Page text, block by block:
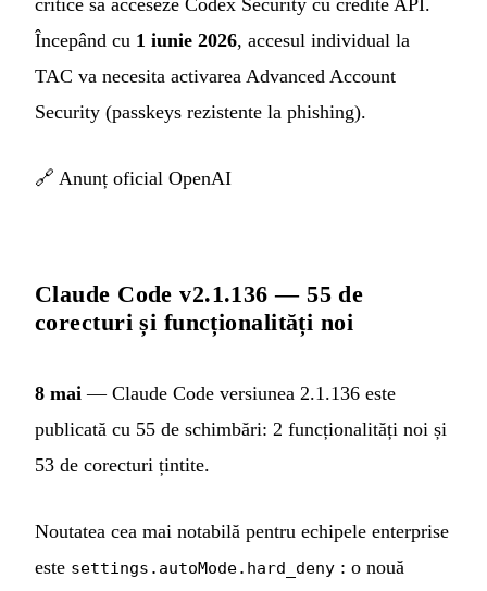
critice să acceseze Codex Security cu credite API.
Începând cu 1 iunie 2026, accesul individual la
TAC va necesita activarea Advanced Account
Security (passkeys rezistente la phishing).
🔗 Anunț oficial OpenAI
Claude Code v2.1.136 — 55 de
corecturi și funcționalități noi
8 mai — Claude Code versiunea 2.1.136 este
publicată cu 55 de schimbări: 2 funcționalități noi și
53 de corecturi țintite.
Noutatea cea mai notabilă pentru echipele enterprise
este settings.autoMode.hard_deny : o nouă